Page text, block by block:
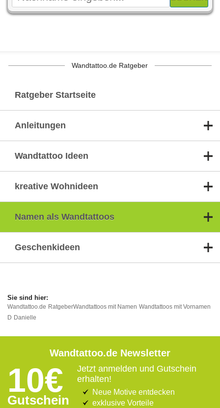
Wandtattoo.de Ratgeber
Ratgeber Startseite
Anleitungen
Wandtattoo Ideen
kreative Wohnideen
Namen als Wandtattoos
Geschenkideen
Wandtattoo.de RatgeberWandtattoos mit Namen Wandtattoos mit Vornamen
D Danielle
Wandtattoo.de Newsletter
10€
Gutschein
Jetzt anmelden und Gutschein
erhalten!
Neue Motive entdecken
exklusive Vorteile